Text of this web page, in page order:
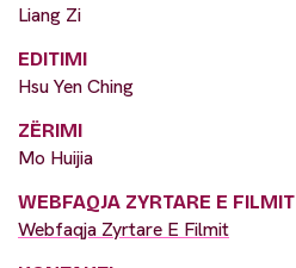
Liang Zi
EDITIMI
Hsu Yen Ching
ZËRIMI
Mo Huijia
WEBFAQJA ZYRTARE E FILMIT
Webfaqja Zyrtare E Filmit